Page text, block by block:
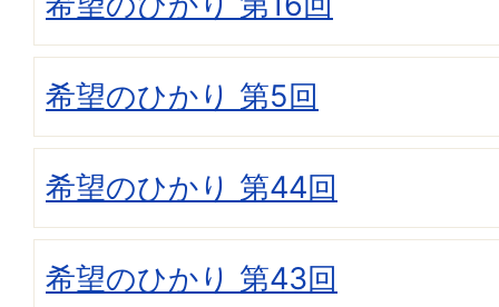
希望のひかり 第5回
希望のひかり 第44回
希望のひかり 第43回